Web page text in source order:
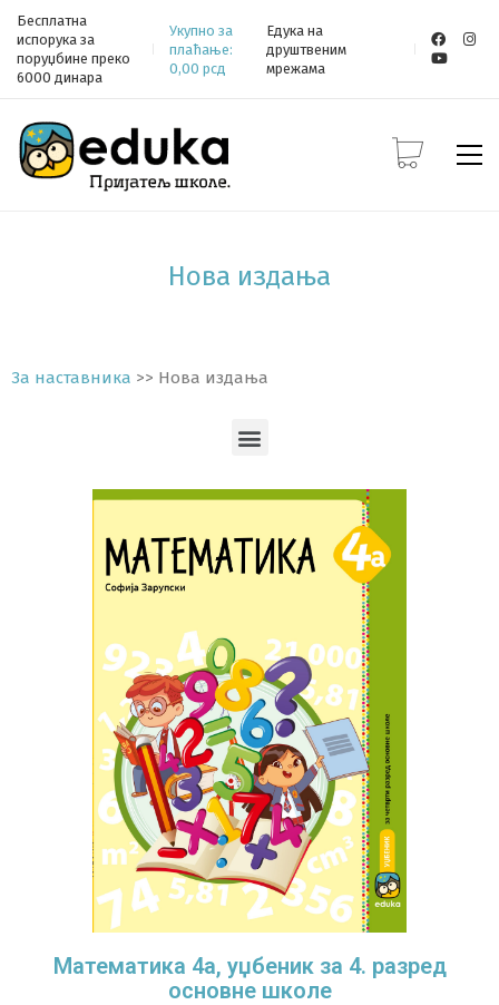
Бесплатна
испорука за
поруџбине преко
6000 динара
Укупно за
плаћање:
0,00 рсд
Едука на
друштвеним
мрежама
Нова издања
За наставника >> Нова издања
Математика 4а, уџбеник за 4. разред
основне школе